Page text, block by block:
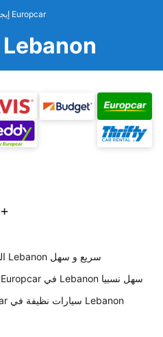
إيجار سيارات Europcar
Europcar في Lebanon
200+
تسليم Europcar السيارة في Lebanon سريع و سهل
أخبرنا زبائننا أن إيجاد مكتب Europcar في Lebanon سهل نسبيا
على حسب العملاء Europcar سيارات نظيفة في Lebanon